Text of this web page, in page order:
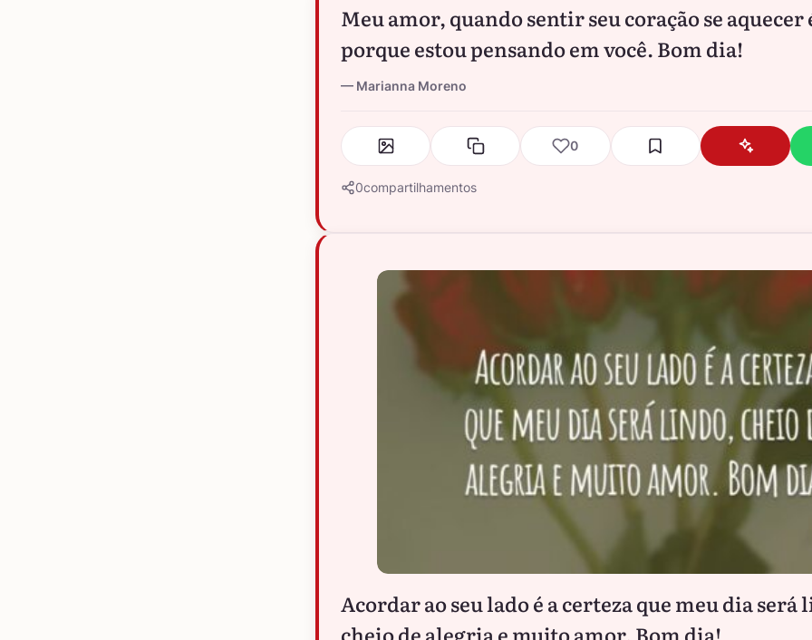
Meu amor, quando sentir seu coração se aquecer
porque estou pensando em você. Bom dia!
Marianna Moreno
0
0compartilhamentos
Acordar ao seu lado é a certeza que meu dia será